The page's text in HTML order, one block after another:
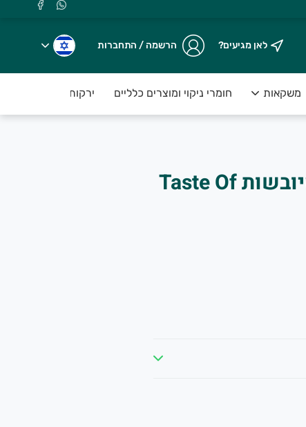
לאן מגיעים? הרשמה / התחברות
משקאות חומרי ניקוי ומוצרים כלליים ירקות טריים ארוזים
פטריות שיטאקה מיובשות Taste Of